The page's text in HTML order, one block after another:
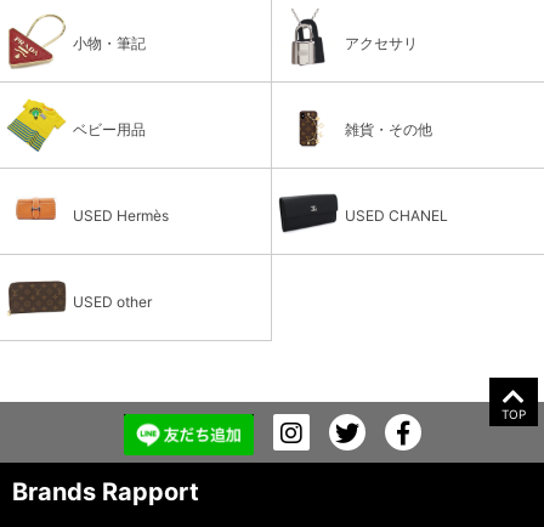
小物・筆記 アクセサリ
ベビー用品 雑貨・その他
USED Hermès USED CHANEL
USED other
TOP
Brands Rapport